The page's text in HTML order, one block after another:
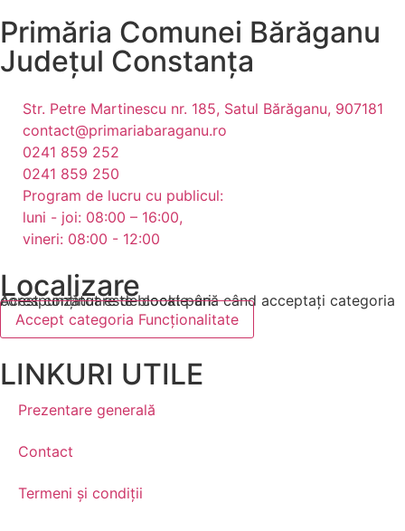
Primăria Comunei Bărăganu
Județul Constanța
Str. Petre Martinescu nr. 185, Satul Bărăganu, 907181
contact@primariabaraganu.ro
0241 859 252
0241 859 250
Program de lucru cu publicul:
luni - joi: 08:00 – 16:00,
vineri: 08:00 - 12:00
Localizare
Acest conținut este blocat până când acceptați categoria corespunzătoare de cookie-uri.
Accept categoria Funcționalitate
LINKURI UTILE
Prezentare generală
Contact
Termeni și condiții